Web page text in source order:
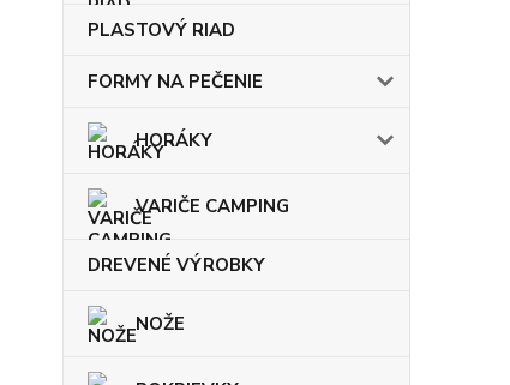
PLASTOVÝ RIAD
FORMY NA PEČENIE
HORÁKY
VARIČE CAMPING
DREVENÉ VÝROBKY
NOŽE